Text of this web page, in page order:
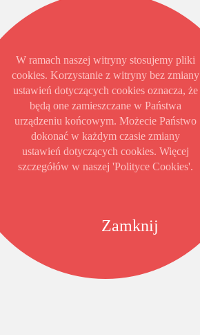
Zamknij
W ramach naszej witryny stosujemy pliki
cookies. Korzystanie z witryny bez zmiany
ustawień dotyczących cookies oznacza, że
będą one zamieszczane w Państwa
urządzeniu końcowym. Możecie Państwo
dokonać w każdym czasie zmiany
ustawień dotyczących cookies. Więcej
szczegółów w naszej 'Polityce Cookies'.